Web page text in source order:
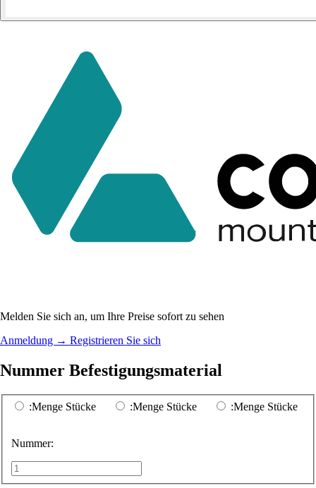
Melden Sie sich an, um Ihre Preise sofort zu sehen
Anmeldung → Registrieren Sie sich
Nummer Befestigungsmaterial
:Menge Stücke :Menge Stücke :Menge Stücke
Nummer: